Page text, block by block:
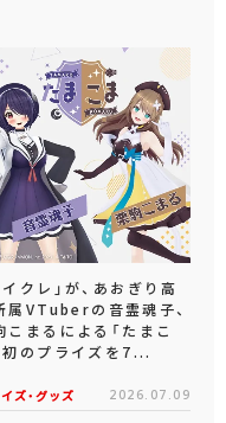
イクレ」が、あおぎり高
属VTuberの音霊魂子、
こまるによる「たまこ
初のプライズを7...
ズ・グッズ 2026.07.09